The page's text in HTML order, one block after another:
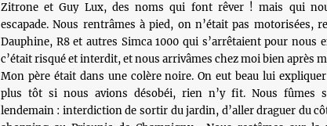
Zitrone et Guy Lux, des noms qui font rêver ! mais qui
escapade. Nous rentrâmes à pied, on n’était pas motorisées,
Dauphine, R8 et autres Simca 1000 qui s’arrêtaient pour nous
c’était risqué et interdit, et nous arrivâmes chez moi bien après
Mon père était dans une colère noire. On eut beau lui
plus tôt si nous avions désobéi, rien n’y fit. Nous fûmes
lendemain : interdiction de sortir du jardin, d’aller draguer du